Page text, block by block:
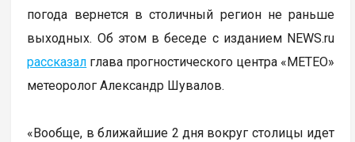
погода вернется в столичный регион не раньше
выходных. Об этом в беседе с изданием NEWS.ru
рассказал глава прогностического центра «МЕТЕО»
метеоролог Александр Шувалов.
«Вообще, в ближайшие 2 дня вокруг столицы идет